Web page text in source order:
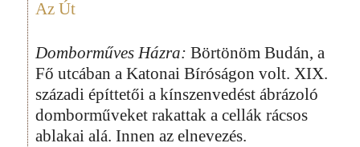
Az Út
Domborműves Házra: Börtönöm Budán, a
Fő utcában a Katonai Bíróságon volt. XIX.
századi építtetői a kínszenvedést ábrázoló
domborműveket rakattak a cellák rácsos
ablakai alá. Innen az elnevezés.